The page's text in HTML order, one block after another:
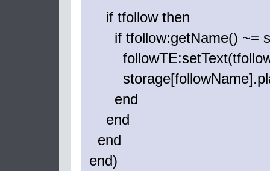
if tfollow then
if tfollow:getName() ~=
end
end
end
end)